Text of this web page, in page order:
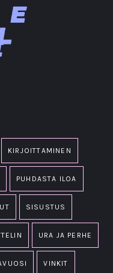
KIRJOITTAMINEN
PUHDASTA ILOA
SISUSTUS
URA JA PERHE
VINKIT